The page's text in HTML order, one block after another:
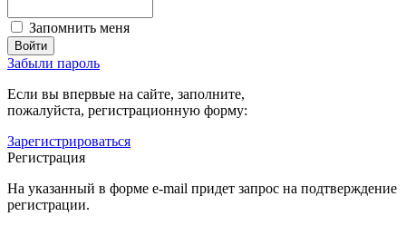
Запомнить меня
Забыли пароль
Если вы впервые на сайте, заполните,
пожалуйста, регистрационную форму:
Зарегистрироваться
Регистрация
На указанный в форме e-mail придет запрос на подтверждение
регистрации.